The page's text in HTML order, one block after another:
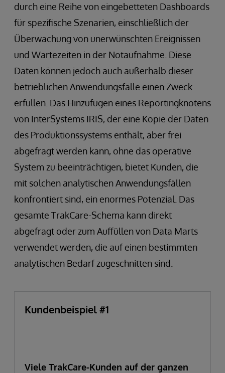
durch eine Reihe von eingebetteten Dashboards
für spezifische Szenarien, einschließlich der
Überwachung von unerwünschten Ereignissen
und Wartezeiten in der Notaufnahme. Diese
Daten können jedoch auch außerhalb dieser
betrieblichen Anwendungsfälle einen Zweck
erfüllen. Das Hinzufügen eines Reportingknotens
von InterSystems IRIS, der eine Kopie der Daten
des Produktionssystems enthält, aber frei
abgefragt werden kann, ohne das operative
System zu beeinträchtigen, bietet Kunden, die
mit solchen analytischen Anwendungsfällen
konfrontiert sind, ein enormes Potenzial. Das
gesamte TrakCare-Schema kann direkt
abgefragt oder zum Auffüllen von Data Marts
verwendet werden, die auf einen bestimmten
analytischen Bedarf zugeschnitten sind.
Kundenbeispiel #1
Viele TrakCare-Kunden auf der ganzen